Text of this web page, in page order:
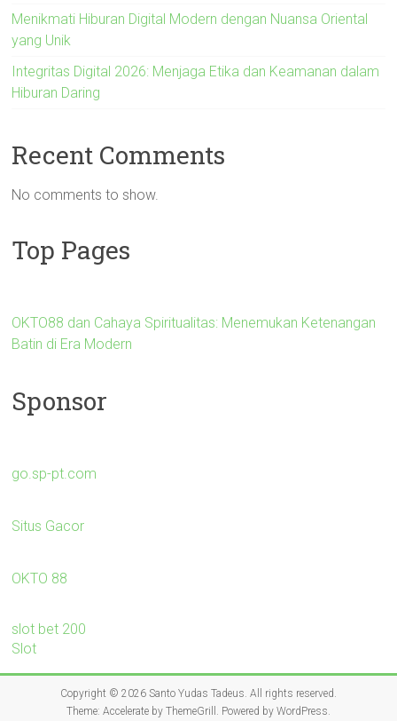
Menikmati Hiburan Digital Modern dengan Nuansa Oriental
yang Unik
Integritas Digital 2026: Menjaga Etika dan Keamanan dalam
Hiburan Daring
Recent Comments
No comments to show.
Top Pages
OKTO88 dan Cahaya Spiritualitas: Menemukan Ketenangan
Batin di Era Modern
Sponsor
go.sp-pt.com
Situs Gacor
OKTO 88
slot bet 200
Slot
Copyright © 2026 Santo Yudas Tadeus . All rights reserved.
Theme: Accelerateby ThemeGrill. Powered by WordPress